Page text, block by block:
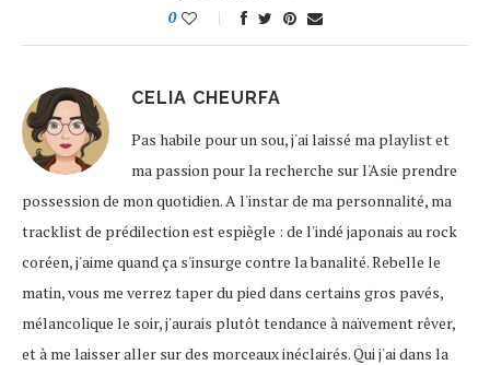
0
CELIA CHEURFA
Pas habile pour un sou, j'ai laissé ma playlist et
ma passion pour la recherche sur l'Asie prendre
possession de mon quotidien. A l'instar de ma personnalité, ma
tracklist de prédilection est espiègle : de l'indé japonais au rock
coréen, j'aime quand ça s'insurge contre la banalité. Rebelle le
matin, vous me verrez taper du pied dans certains gros pavés,
mélancolique le soir, j'aurais plutôt tendance à naïvement rêver,
et à me laisser aller sur des morceaux inéclairés. Qui j'ai dans la